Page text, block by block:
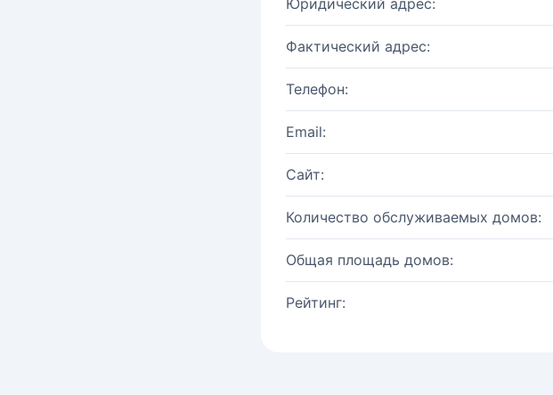
Юридический адрес:
Фактический адрес:
Телефон:
Email:
Сайт:
Количество обслуживаемых домов:
Общая площадь домов:
Рейтинг: